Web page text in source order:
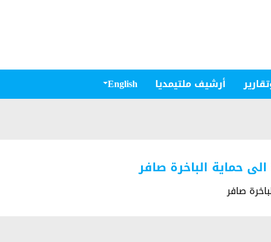
أرشيف ملتيمديا English
حماية الباخرة صافر
صافر